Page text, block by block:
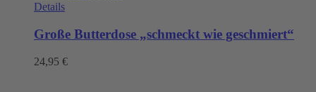
Details
Große Butterdose „schmeckt wie geschmiert“
24,95 €